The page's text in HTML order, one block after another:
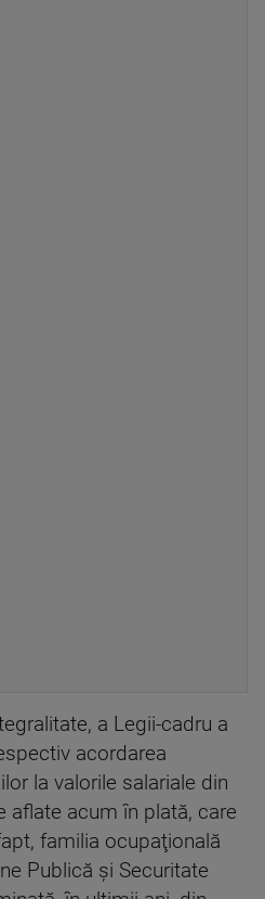
a Legii-cadru a
acordarea
la valorile salariale din
aflate acum în plată, care
familia ocupaţională
Publică şi Securitate